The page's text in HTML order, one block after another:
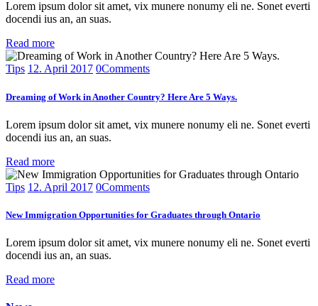
Lorem ipsum dolor sit amet, vix munere nonumy eli ne. Sonet everti
docendi ius an, an suas.
Read more
Tips 12. April 2017 0Comments
Dreaming of Work in Another Country? Here Are 5 Ways.
Lorem ipsum dolor sit amet, vix munere nonumy eli ne. Sonet everti
docendi ius an, an suas.
Read more
Tips 12. April 2017 0Comments
New Immigration Opportunities for Graduates through Ontario
Lorem ipsum dolor sit amet, vix munere nonumy eli ne. Sonet everti
docendi ius an, an suas.
Read more